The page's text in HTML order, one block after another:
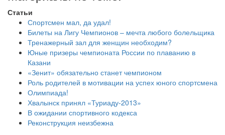
Статьи
Спортсмен мал, да удал!
Билеты на Лигу Чемпионов – мечта любого болельщика
Тренажерный зал для женщин необходим?
Юные призеры чемпионата России по плаванию в
Казани
«Зенит» обязательно станет чемпионом
Роль родителей в мотивации на успех юного спортсмена
Олимпиада!
Хвалынск принял «Туриаду-2013»
В ожидании спортивного кодекса
Реконструкция неизбежна